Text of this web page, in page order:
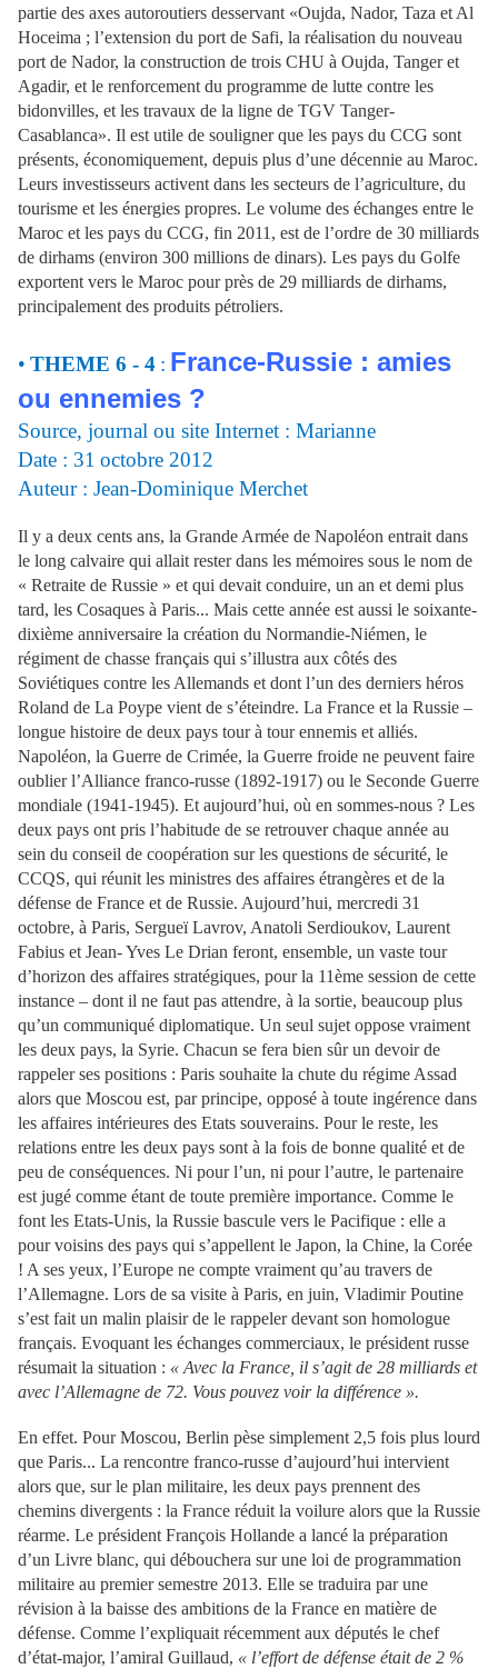
partie des axes autoroutiers desservant «Oujda, Nador, Taza et Al
Hoceima ; l’extension du port de Safi, la réalisation du nouveau
port de Nador, la construction de trois CHU à Oujda, Tanger et
Agadir, et le renforcement du programme de lutte contre les
bidonvilles, et les travaux de la ligne de TGV Tanger-
Casablanca». Il est utile de souligner que les pays du CCG sont
présents, économiquement, depuis plus d’une décennie au Maroc.
Leurs investisseurs activent dans les secteurs de l’agriculture, du
tourisme et les énergies propres. Le volume des échanges entre le
Maroc et les pays du CCG, fin 2011, est de l’ordre de 30 milliards
de dirhams (environ 300 millions de dinars). Les pays du Golfe
exportent vers le Maroc pour près de 29 milliards de dirhams,
principalement des produits pétroliers.
• THEME 6 - 4 : France-Russie : amies
ou ennemies ?
Source, journal ou site Internet : Marianne
Date : 31 octobre 2012
Auteur : Jean-Dominique Merchet
Il y a deux cents ans, la Grande Armée de Napoléon entrait dans
le long calvaire qui allait rester dans les mémoires sous le nom de
« Retraite de Russie » et qui devait conduire, un an et demi plus
tard, les Cosaques à Paris... Mais cette année est aussi le soixante-
dixième anniversaire la création du Normandie-Niémen, le
régiment de chasse français qui s’illustra aux côtés des
Soviétiques contre les Allemands et dont l’un des derniers héros
Roland de La Poype vient de s’éteindre. La France et la Russie –
longue histoire de deux pays tour à tour ennemis et alliés.
Napoléon, la Guerre de Crimée, la Guerre froide ne peuvent faire
oublier l’Alliance franco-russe (1892-1917) ou le Seconde Guerre
mondiale (1941-1945). Et aujourd’hui, où en sommes-nous ? Les
deux pays ont pris l’habitude de se retrouver chaque année au
sein du conseil de coopération sur les questions de sécurité, le
CCQS, qui réunit les ministres des affaires étrangères et de la
défense de France et de Russie. Aujourd’hui, mercredi 31
octobre, à Paris, Sergueï Lavrov, Anatoli Serdioukov, Laurent
Fabius et Jean- Yves Le Drian feront, ensemble, un vaste tour
d’horizon des affaires stratégiques, pour la 11ème session de cette
instance – dont il ne faut pas attendre, à la sortie, beaucoup plus
qu’un communiqué diplomatique. Un seul sujet oppose vraiment
les deux pays, la Syrie. Chacun se fera bien sûr un devoir de
rappeler ses positions : Paris souhaite la chute du régime Assad
alors que Moscou est, par principe, opposé à toute ingérence dans
les affaires intérieures des Etats souverains. Pour le reste, les
relations entre les deux pays sont à la fois de bonne qualité et de
peu de conséquences. Ni pour l’un, ni pour l’autre, le partenaire
est jugé comme étant de toute première importance. Comme le
font les Etats-Unis, la Russie bascule vers le Pacifique : elle a
pour voisins des pays qui s’appellent le Japon, la Chine, la Corée
! A ses yeux, l’Europe ne compte vraiment qu’au travers de
l’Allemagne. Lors de sa visite à Paris, en juin, Vladimir Poutine
s’est fait un malin plaisir de le rappeler devant son homologue
français. Evoquant les échanges commerciaux, le président russe
résumait la situation : « Avec la France, il s’agit de 28 milliards et
avec l’Allemagne de 72. Vous pouvez voir la différence ».
En effet. Pour Moscou, Berlin pèse simplement 2,5 fois plus lourd
que Paris... La rencontre franco-russe d’aujourd’hui intervient
alors que, sur le plan militaire, les deux pays prennent des
chemins divergents : la France réduit la voilure alors que la Russie
réarme. Le président François Hollande a lancé la préparation
d’un Livre blanc, qui débouchera sur une loi de programmation
militaire au premier semestre 2013. Elle se traduira par une
révision à la baisse des ambitions de la France en matière de
défense. Comme l’expliquait récemment aux députés le chef
d’état-major, l’amiral Guillaud, « l’effort de défense était de 2 %